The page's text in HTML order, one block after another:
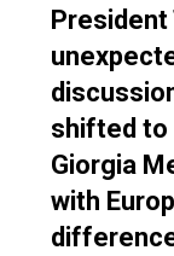
President
shifted to
Giorgia
with